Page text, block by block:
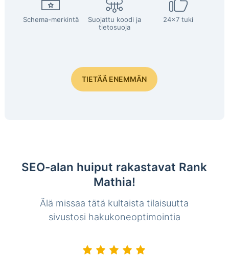
Schema-merkintä
Suojattu koodi ja
tietosuoja
24x7 tuki
TIETÄÄ ENEMMÄN
SEO-alan huiput rakastavat Rank
Mathia!
Älä missaa tätä kultaista tilaisuutta
sivustosi hakukoneoptimointia